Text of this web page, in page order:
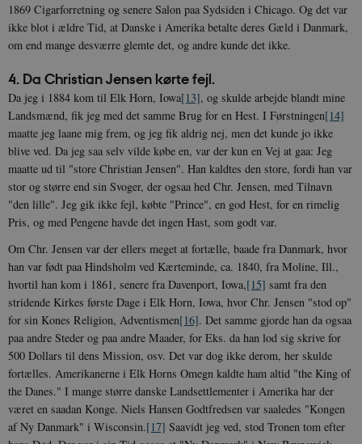
1869 Cigarforretning og senere Salon paa Sydsiden i Chicago. Og det var
ikke blot i ældre Tid, at Danske i Amerika betalte deres Gæld i Danmark,
om end mange desværre glemte det, og andre kunde det ikke.
4. Da Christian Jensen kørte fejl.
Da jeg i 1884 kom til Elk Horn, Iowa[13], og skulde arbejde blandt mine
Landsmænd, fik jeg med det samme Brug for en Hest. I Førstningen[14]
maatte jeg laane mig frem, og jeg fik aldrig nej, men det kunde jo ikke
blive ved. Da jeg saa selv vilde købe en, var der kun en Vej at gaa: Jeg
maatte ud til "store Christian Jensen". Han kaldtes den store, fordi han var
stor og større end sin Svoger, der ogsaa hed Chr. Jensen, med Tilnavn
"den lille". Jeg gik ikke fejl, købte "Prince", en god Hest, for en rimelig
Pris, og med Pengene havde det ingen Hast, som godt var.
Om Chr. Jensen var der ellers meget at fortælle, baade fra Danmark, hvor
han var født paa Hindsholm ved Kærteminde, ca. 1840, fra Moline, Ill.,
hvortil han kom i 1861, senere fra Davenport, Iowa,[15] samt fra den
stridende Kirkes første Dage i Elk Horn, Iowa, hvor Chr. Jensen "stod op"
for sin Kones Religion, Adventismen[16]. Det samme gjorde han da ogsaa
paa andre Steder og paa andre Maader, for Eks. da han lod sig skrive for
500 Dollars til dens Mission, osv. Det var dog ikke derom, her skulde
fortælles. Amerikanerne i Elk Horns Omegn kaldte ham altid "the King of
the Danes." I mange større danske Landsettlementer i Amerika har der
været en saadan Konge. Niels Hansen Godtfredsen var saaledes "Kongen
af Ny Danmark" i Wisconsin.[17] Saavidt jeg ved, stod Tronen tom efter